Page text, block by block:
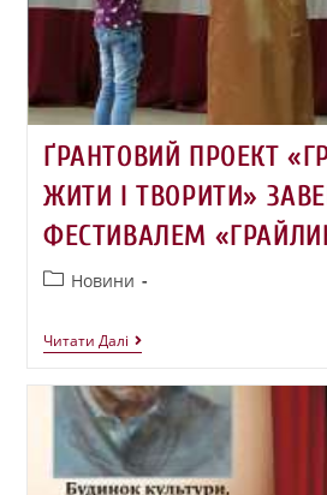
ҐРАНТОВИЙ ПРОЕКТ
ЖИТИ І ТВОРИТИ»
ФЕСТИВАЛЕМ
Новини
Читати Далі